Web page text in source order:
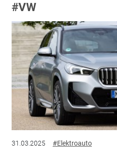
#VW
31.03.2025 #Elektroauto